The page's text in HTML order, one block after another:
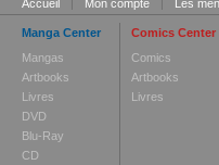
Accueil | Mon compte | Les
Manga Center
Mangas
Artbooks
Livres
DVD
Blu-Ray
CD
Comics Center
Comics
Artbooks
Livres